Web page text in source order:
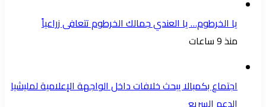
يا الخرطوم… يا العندي جمالك الخرطوم تتعافى زراعياً
منذ 9 ساعات
اجتماع بكمبالا يبحث خلافات داخل الواجهة الإعلامية لمليشيا